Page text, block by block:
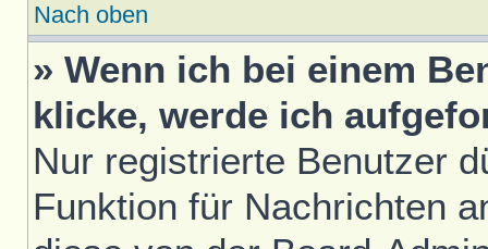
Nach oben
» Wenn ich bei einem
klicke, werde ich
Nur registrierte Benutzer
Funktion für Nachrichten